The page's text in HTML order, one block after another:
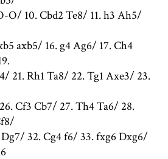
O/ 10. Cbd2 Te8/ 11. h3 Ah5/
axb5/ 16. g4 Ag6/ 17. Ch4
21. Rh1 Ta8/ 22. Tg1 Axe3/ 23.
Cf3 Cb7/ 27. Th4 Ta6/ 28.
32. Cg4 f6/ 33. fxg6 Dxg6/